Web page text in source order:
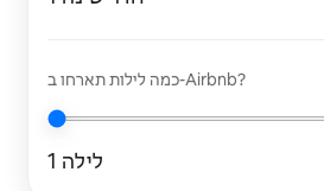
כמה לילות תארחו ב-Airbnb?
1 לילה